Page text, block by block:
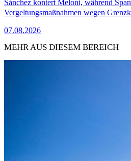
Sánchez kontert Meloni, während
Vergeltungsmaßnahmen wegen
07.08.2026
MEHR AUS DIESEM BEREICH